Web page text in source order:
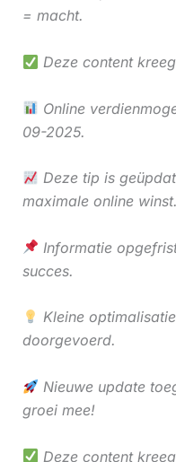
= macht.
Deze content
Online
09-2025.
Deze tip is
maximale online winst.
Informatie
succes.
Kleine
doorgevoerd.
Nieuwe update
groei mee!
Deze content